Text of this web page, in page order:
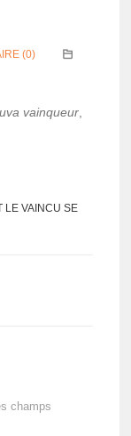
(0)
vainqueur
LE VAINCU SE
champs